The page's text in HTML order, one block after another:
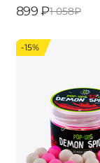
‍899‍ ₽‍1 058‍₽
-15%